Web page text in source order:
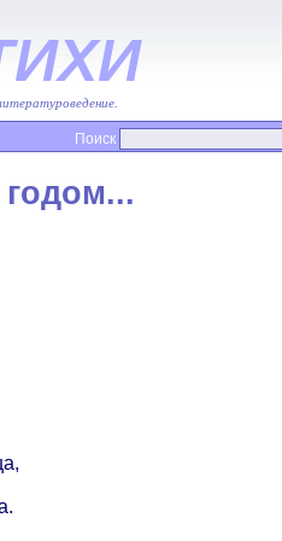
Поиск
годом...